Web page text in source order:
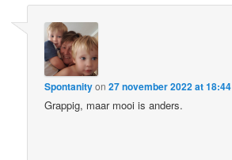
Spontanityon27 november 2022 at 18:44
Grappig, maar mooi is anders.